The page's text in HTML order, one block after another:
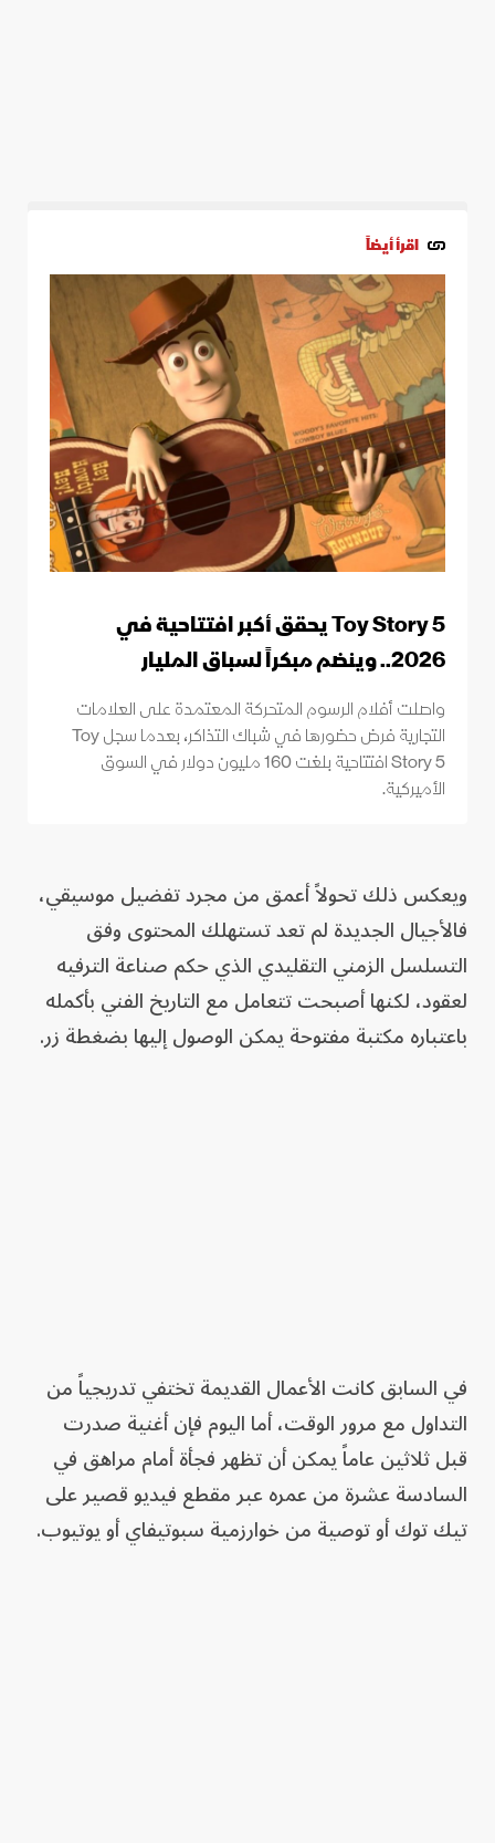
اقرأ أيضاً
Toy Story 5 يحقق أكبر افتتاحية في
2026.. وينضم مبكراً لسباق المليار
واصلت أفلام الرسوم المتحركة المعتمدة على العلامات
التجارية فرض حضورها في شباك التذاكر، بعدما سجل Toy
Story 5 افتتاحية بلغت 160 مليون دولار في السوق
الأميركية.
ويعكس ذلك تحولاً أعمق من مجرد تفضيل موسيقي،
فالأجيال الجديدة لم تعد تستهلك المحتوى وفق
التسلسل الزمني التقليدي الذي حكم صناعة الترفيه
لعقود، لكنها أصبحت تتعامل مع التاريخ الفني بأكمله
باعتباره مكتبة مفتوحة يمكن الوصول إليها بضغطة زر.
في السابق كانت الأعمال القديمة تختفي تدريجياً من
التداول مع مرور الوقت، أما اليوم فإن أغنية صدرت
قبل ثلاثين عاماً يمكن أن تظهر فجأة أمام مراهق في
السادسة عشرة من عمره عبر مقطع فيديو قصير على
تيك توك أو توصية من خوارزمية سبوتيفاي أو يوتيوب.